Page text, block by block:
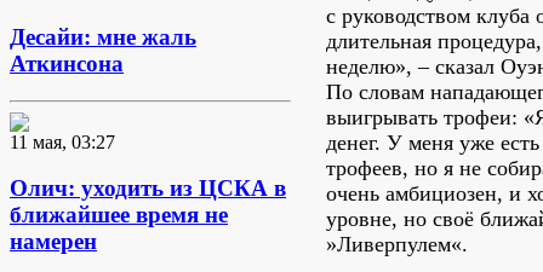
Десайи: мне жаль
Аткинсона
11 мая, 03:27
Олич: уходить из ЦСКА в
ближайшее время не
намерен
с руководством клуба
длительная
неделю», – сказал
По словам
выигрывать трофеи:
денег. У меня уже
трофеев, но я не
очень амбициозен, и
уровне, но своё
»Ливерпулем«.